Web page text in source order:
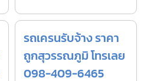
รถเครนรับจ้าง ราคา
ถูกสุวรรณภูมิ โทรเลย
098-409-6465